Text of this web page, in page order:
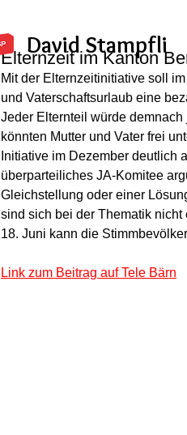
David Stampfli
Elternzeit im Kanton
Mit der Elternzeitinitiative soll
und Vaterschaftsurlaub eine
Jeder Elternteil würde
könnten Mutter und Vater frei
Initiative im Dezember deutlich
überparteiliches JA-Komitee
Gleichstellung oder einer
sind sich bei der Thematik
18. Juni kann die
Link zum Beitrag auf Tele Bärn